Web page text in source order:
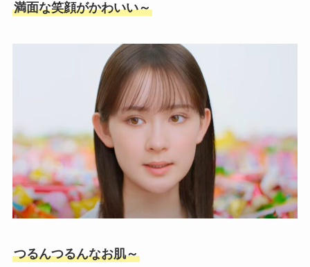
満面な笑顔がかわいい～
つるんつるんなお肌～